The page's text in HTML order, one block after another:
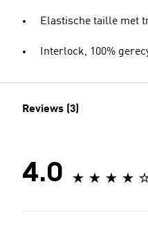
Elastische taille met
Interlock, 100%
Reviews (3)
4.0